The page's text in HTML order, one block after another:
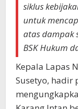
siklus
untuk
atas dampak
BSK Hukum
Kepala Lapas
Susetyo, hadir